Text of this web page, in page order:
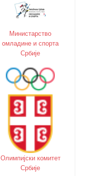
Министарство
oмладине и спорта
Србије
Олимпијски комитет
Србије